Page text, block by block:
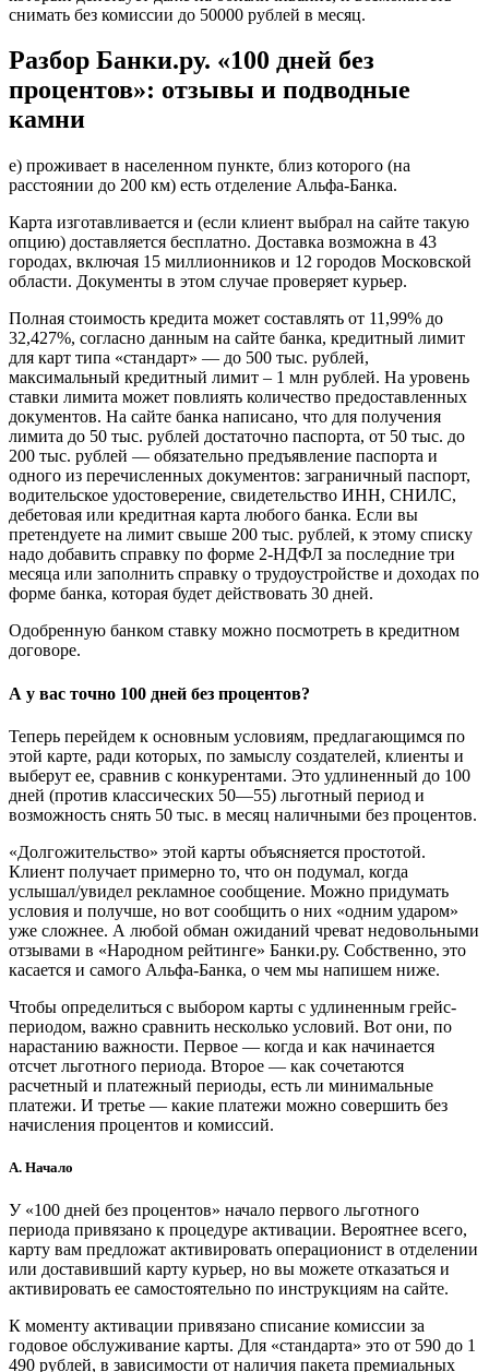
снимать без комиссии до 50000 рублей в месяц.
Разбор Банки.ру. «100 дней без
процентов»: отзывы и подводные
камни
е) проживает в населенном пункте, близ которого (на
расстоянии до 200 км) есть отделение Альфа-Банка.
Карта изготавливается и (если клиент выбрал на сайте такую
опцию) доставляется бесплатно. Доставка возможна в 43
городах, включая 15 миллионников и 12 городов Московской
области. Документы в этом случае проверяет курьер.
Полная стоимость кредита может составлять от 11,99% до
32,427%, согласно данным на сайте банка, кредитный лимит
для карт типа «стандарт» — до 500 тыс. рублей,
максимальный кредитный лимит – 1 млн рублей. На уровень
ставки лимита может повлиять количество предоставленных
документов. На сайте банка написано, что для получения
лимита до 50 тыс. рублей достаточно паспорта, от 50 тыс. до
200 тыс. рублей — обязательно предъявление паспорта и
одного из перечисленных документов: заграничный паспорт,
водительское удостоверение, свидетельство ИНН, СНИЛС,
дебетовая или кредитная карта любого банка. Если вы
претендуете на лимит свыше 200 тыс. рублей, к этому списку
надо добавить справку по форме 2-НДФЛ за последние три
месяца или заполнить справку о трудоустройстве и доходах по
форме банка, которая будет действовать 30 дней.
Одобренную банком ставку можно посмотреть в кредитном
договоре.
А у вас точно 100 дней без процентов?
Теперь перейдем к основным условиям, предлагающимся по
этой карте, ради которых, по замыслу создателей, клиенты и
выберут ее, сравнив с конкурентами. Это удлиненный до 100
дней (против классических 50—55) льготный период и
возможность снять 50 тыс. в месяц наличными без процентов.
«Долгожительство» этой карты объясняется простотой.
Клиент получает примерно то, что он подумал, когда
услышал/увидел рекламное сообщение. Можно придумать
условия и получше, но вот сообщить о них «одним ударом»
уже сложнее. А любой обман ожиданий чреват недовольными
отзывами в «Народном рейтинге» Банки.ру. Собственно, это
касается и самого Альфа-Банка, о чем мы напишем ниже.
Чтобы определиться с выбором карты с удлиненным грейс-
периодом, важно сравнить несколько условий. Вот они, по
нарастанию важности. Первое — когда и как начинается
отсчет льготного периода. Второе — как сочетаются
расчетный и платежный периоды, есть ли минимальные
платежи. И третье — какие платежи можно совершить без
начисления процентов и комиссий.
А. Начало
У «100 дней без процентов» начало первого льготного
периода привязано к процедуре активации. Вероятнее всего,
карту вам предложат активировать операционист в отделении
или доставивший карту курьер, но вы можете отказаться и
активировать ее самостоятельно по инструкциям на сайте.
К моменту активации привязано списание комиссии за
годовое обслуживание карты. Для «стандарта» это от 590 до 1
490 рублей, в зависимости от наличия пакета премиальных